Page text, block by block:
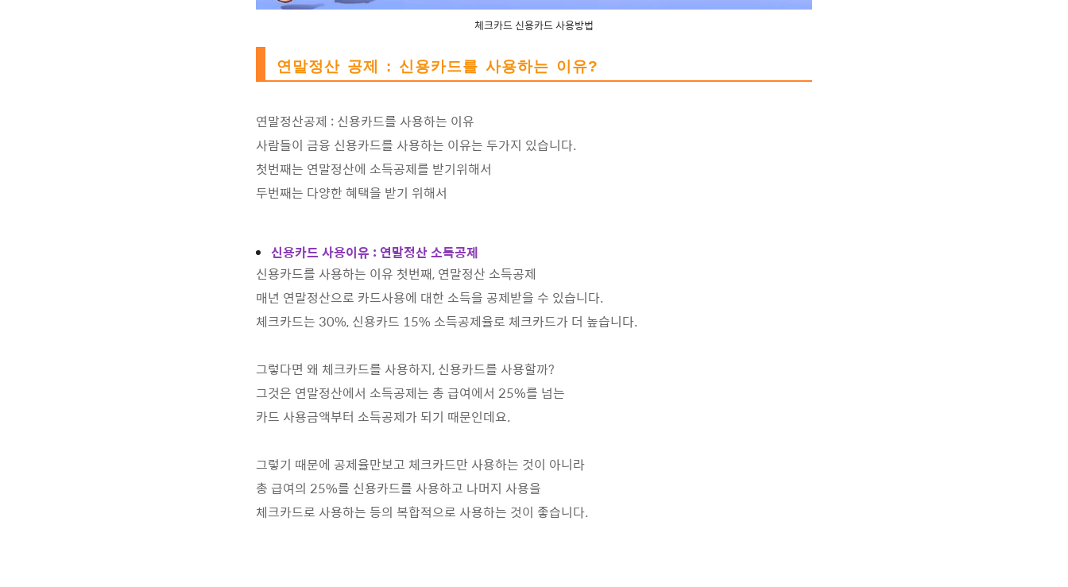
체크카드 신용카드 사용방법
연말정산 공제 : 신용카드를 사용하는 이유?
연말정산공제 : 신용카드를 사용하는 이유
사람들이 금융 신용카드를 사용하는 이유는 두가지 있습니다.
첫번째는 연말정산에 소득공제를 받기위해서
두번째는 다양한 혜택을 받기 위해서
신용카드 사용이유 : 연말정산 소득공제
신용카드를 사용하는 이유 첫번째, 연말정산 소득공제
매년 연말정산으로 카드사용에 대한 소득을 공제받을 수 있습니다.
체크카드는 30%, 신용카드 15% 소득공제율로 체크카드가 더 높습니다.
그렇다면 왜 체크카드를 사용하지, 신용카드를 사용할까?
그것은 연말정산에서 소득공제는 총 급여에서 25%를 넘는
카드 사용금액부터 소득공제가 되기 때문인데요.
그렇기 때문에 공제율만보고 체크카드만 사용하는 것이 아니라
총 급여의 25%를 신용카드를 사용하고 나머지 사용을
체크카드로 사용하는 등의 복합적으로 사용하는 것이 좋습니다.